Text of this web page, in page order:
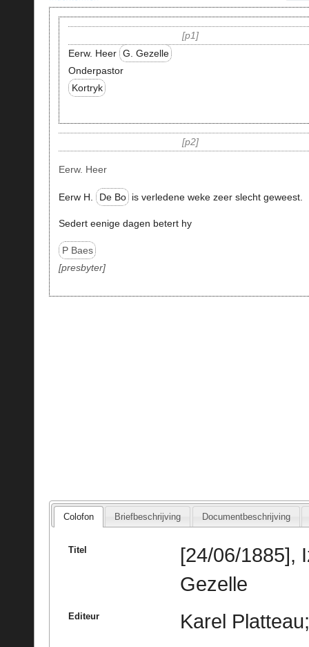
p1
Eerw. Heer G. Gezelle
Onderpastor
Kortryk
p2
Eerw. Heer
Eerw H. De Bo is verledene weke zeer slecht geweest.
Sedert eenige dagen betert hy
P Baes
presbyter
Colofon Briefbeschrijving Documentbeschrijving
Titel
[24/06/1885],
Gezelle
Editeur Karel